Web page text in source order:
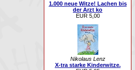
1.000 neue Witze! Lachen bis
der Arzt ko
EUR 5,00
Nikolaus Lenz
X-tra starke Kinderwitze.